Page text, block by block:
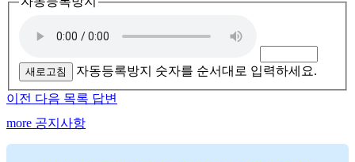
새로고침 자동등록방지 숫자를 순서대로 입력하세요.
이전 다음 목록 답변
more 공지사항